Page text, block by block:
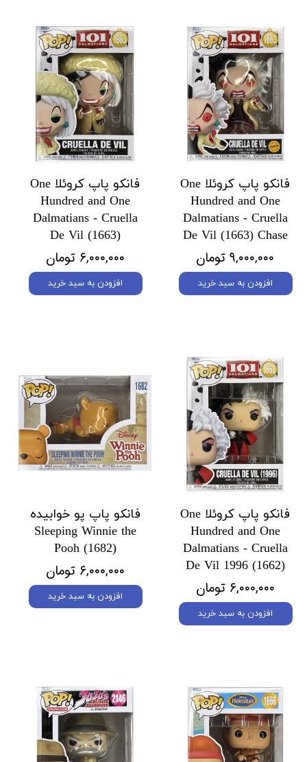
فانکو پاپ کروئلا One
Hundred and One
Dalmatians - Cruella
De Vil (1663) Chase
۹,۰۰۰,۰۰۰ تومان
افزودن به سبد خرید
فانکو پاپ کروئلا One
Hundred and One
Dalmatians - Cruella
De Vil (1663)
۶,۰۰۰,۰۰۰ تومان
افزودن به سبد خرید
فانکو پاپ کروئلا One
Hundred and One
Dalmatians - Cruella
De Vil 1996 (1662)
۶,۰۰۰,۰۰۰ تومان
افزودن به سبد خرید
فانکو پاپ پو خوابیده
Sleeping Winnie the
Pooh (1682)
۶,۰۰۰,۰۰۰ تومان
افزودن به سبد خرید